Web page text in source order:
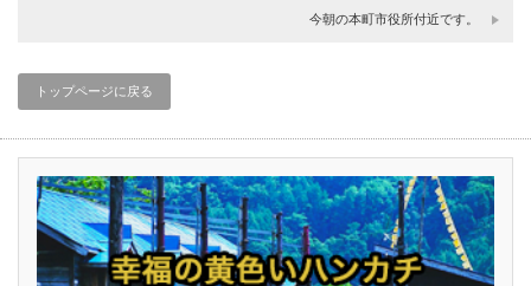
今朝の本町市役所付近です。
トップページに戻る